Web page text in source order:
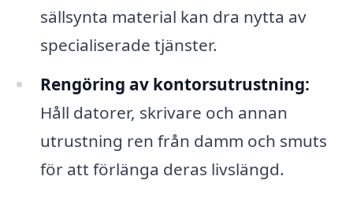
sällsynta material kan dra nytta av
specialiserade tjänster.
Rengöring av kontorsutrustning:
Håll datorer, skrivare och annan
utrustning ren från damm och smuts
för att förlänga deras livslängd.